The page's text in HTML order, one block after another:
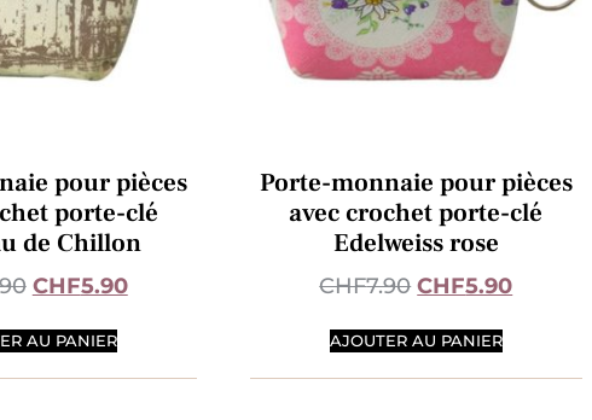
pour pièces
porte-clé
de Chillon
CHF5.90
AU PANIER
Porte-monnaie pour pièces
avec crochet porte-clé
Edelweiss rose
CHF7.90 CHF5.90
AJOUTER AU PANIER